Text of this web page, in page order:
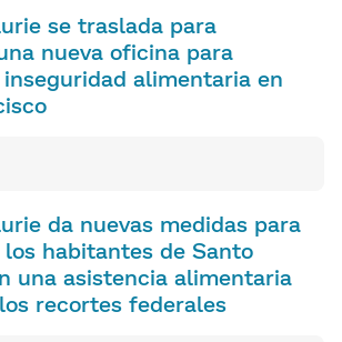
se traslada para
nueva oficina para
alimentaria en
da nuevas medidas para
habitantes de Santo
una asistencia alimentaria
recortes federales​​